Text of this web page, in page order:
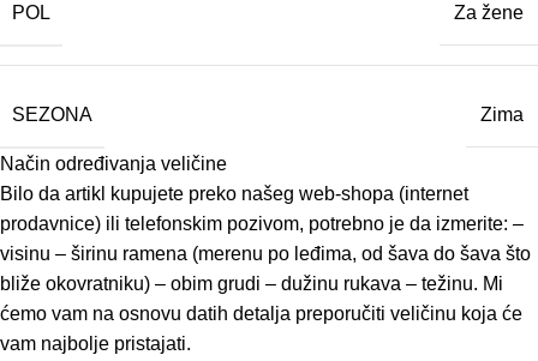
POL Za žene
SEZONA Zima
Način određivanja veličine
Bilo da artikl kupujete preko našeg web-shopa (internet
prodavnice) ili telefonskim pozivom, potrebno je da izmerite: –
visinu – širinu ramena (merenu po leđima, od šava do šava što
bliže okovratniku) – obim grudi – dužinu rukava – težinu. Mi
ćemo vam na osnovu datih detalja preporučiti veličinu koja će
vam najbolje pristajati.